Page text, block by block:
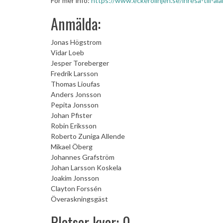
Anmälda:
Jonas Högstrom
Vidar Loeb
Jesper Toreberger
Fredrik Larsson
Thomas Lioufas
Anders Jonsson
Pepita Jonsson
Johan Pfister
Robin Eriksson
Roberto Zuniga Allende
Mikael Öberg
Johannes Grafström
Johan Larsson Koskela
Joakim Jonsson
Clayton Forssén
Överaskningsgäst